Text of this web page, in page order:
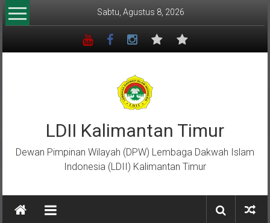
Lompat
ke
Sabtu, Agustus 8, 2026
LDII Kalimantan Timur
Dewan Pimpinan Wilayah (DPW) Lembaga Dakwah Islam
Indonesia (LDII) Kalimantan Timur